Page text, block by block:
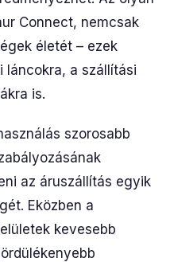
Connect, nemcsak
életét – ezek
láncokra, a szállítási
is.
szorosabb
az áruszállítás egyik
Eközben a
kevesebb